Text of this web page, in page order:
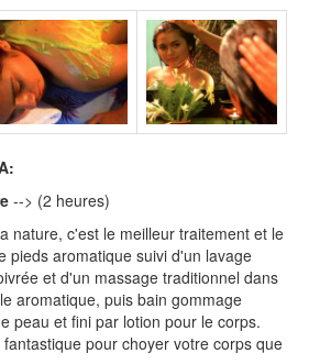
--> (2 heures)
nature, c'est le meilleur traitement et le
pieds aromatique suivi d'un lavage
et d'un massage traditionnel dans
aromatique, puis bain gommage
peau et fini par lotion pour le corps.
fantastique pour choyer votre corps que